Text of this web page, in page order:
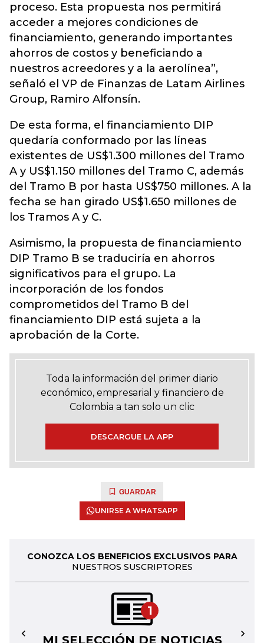
proceso. Esta propuesta nos permitirá
acceder a mejores condiciones de
financiamiento, generando importantes
ahorros de costos y beneficiando a
nuestros acreedores y a la aerolínea”,
señaló el VP de Finanzas de Latam Airlines
Group, Ramiro Alfonsín.
De esta forma, el financiamiento DIP
quedaría conformado por las líneas
existentes de US$1.300 millones del Tramo
A y US$1.150 millones del Tramo C, además
del Tramo B por hasta US$750 millones. A la
fecha se han girado US$1.650 millones de
los Tramos A y C.
Asimismo, la propuesta de financiamiento
DIP Tramo B se traduciría en ahorros
significativos para el grupo. La
incorporación de los fondos
comprometidos del Tramo B del
financiamiento DIP está sujeta a la
aprobación de la Corte.
Toda la información del primer diario
económico, empresarial y financiero de
Colombia a tan solo un clic
DESCARGUE LA APP
GUARDAR
UNIRSE A WHATSAPP
CONOZCA LOS BENEFICIOS EXCLUSIVOS PARA
NUESTROS SUSCRIPTORES
1
MI SELECCIÓN DE NOTICIAS
← →